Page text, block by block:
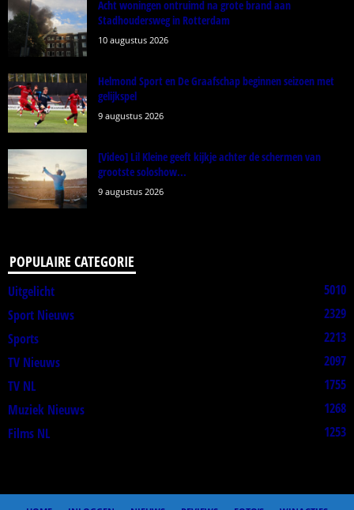
Acht woningen ontruimd na grote brand aan
Stadhoudersweg in Rotterdam
10 augustus 2026
Helmond Sport en De Graafschap beginnen seizoen met
gelijkspel
9 augustus 2026
[Video] Lil Kleine geeft kijkje achter de schermen van
grootste soloshow...
9 augustus 2026
POPULAIRE CATEGORIE
Uitgelicht
5010
Sport Nieuws
2329
Sports
2213
TV Nieuws
2097
TV NL
1755
Muziek Nieuws
1268
Films NL
1253